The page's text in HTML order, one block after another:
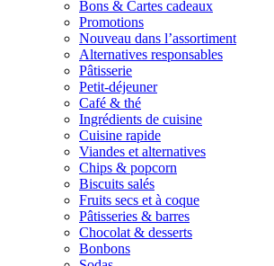
Bons & Cartes cadeaux
Promotions
Nouveau dans l’assortiment
Alternatives responsables
Pâtisserie
Petit-déjeuner
Café & thé
Ingrédients de cuisine
Cuisine rapide
Viandes et alternatives
Chips & popcorn
Biscuits salés
Fruits secs et à coque
Pâtisseries & barres
Chocolat & desserts
Bonbons